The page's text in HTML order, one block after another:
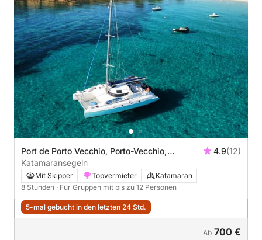
Port de Porto Vecchio, Porto-Vecchio,
Frankreich
4.9(12)
Katamaransegeln
Mit Skipper Topvermieter
Katamaran
8 Stunden · Für Gruppen mit bis zu 12 Personen
5-mal gebucht in den letzten 24 Std.
Ab 700 €